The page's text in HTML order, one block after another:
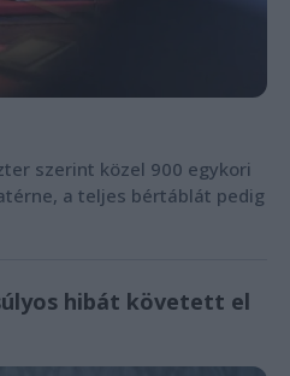
szerint közel 900 egykori
a teljes bértáblát pedig
hibát követett el